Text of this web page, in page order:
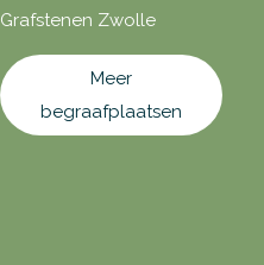
Grafstenen Zwolle
Meer
begraafplaatsen